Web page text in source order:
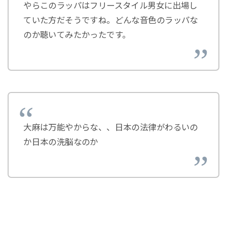
やらこのラッパはフリースタイル男女に出場し
ていた方だそうですね。どんな音色のラッパな
のか聴いてみたかったです。
大麻は万能やからな、、日本の法律がわるいの
か日本の洗脳なのか